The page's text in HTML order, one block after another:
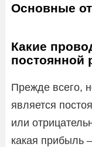
Основные
Какие
постоянной
Прежде всего,
является
или
какая прибыль